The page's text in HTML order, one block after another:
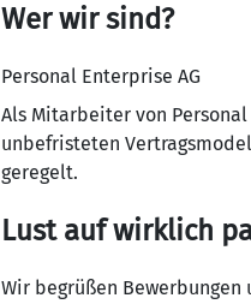
Wer wir sind?
Personal Enterprise AG
Als Mitarbeiter von
unbefristeten
geregelt.
Lust auf wirklich
Wir begrüßen